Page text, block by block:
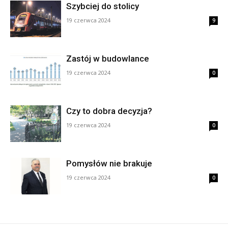
Szybciej do stolicy
19 czerwca 2024 9
Zastój w budowlance
19 czerwca 2024 0
Czy to dobra decyzja?
19 czerwca 2024 0
Pomysłów nie brakuje
19 czerwca 2024 0